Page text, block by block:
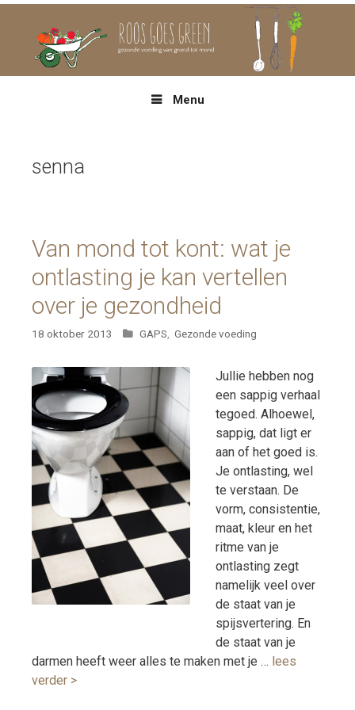
Menu
senna
Van mond tot kont: wat je
ontlasting je kan vertellen
over je gezondheid
18 oktober 2013 Categorieën
GAPS, Gezonde voeding
Jullie hebben nog
een sappig verhaal
tegoed. Alhoewel,
sappig, dat ligt er
aan of het goed is.
Je ontlasting, wel
te verstaan. De
vorm, consistentie,
maat, kleur en het
ritme van je
ontlasting zegt
namelijk veel over
de staat van je
spijsvertering. En
de staat van je
darmen heeft weer alles te maken met je … lees
verder >